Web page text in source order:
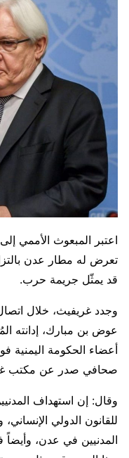
اعتبر المبعوث الأممي
تعرض له مطار عدن
قد يمثّل جريمة حرب.
وجدد غريفيث، خلال
عوض بن مبارك، إدانته
أعضاء الحكومة اليمنية
صحافي صدر عن مكتب
وقال: إن استهداف
للقانون الدولي
المدنيين في عدن، وأيضاً